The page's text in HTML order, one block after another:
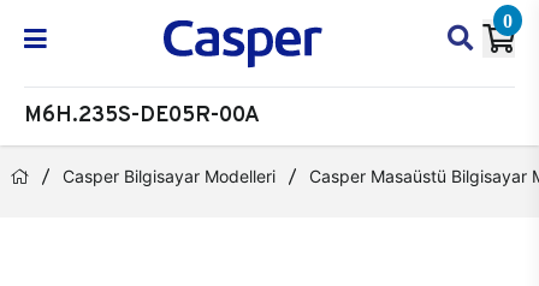
0
M6H.235S-DE05R-00A
Casper Bilgisayar Modelleri Casper Masaüstü Bilgisayar